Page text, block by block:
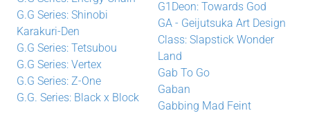
G.G Series: Shinobi
Karakuri-Den
G.G Series: Tetsubou
G.G Series: Vertex
G.G Series: Z-One
G.G. Series: Black x Block
G1Deon: Towards God
GA - Geijutsuka Art Design
Class: Slapstick Wonder
Land
Gab To Go
Gaban
Gabbing Mad Feint